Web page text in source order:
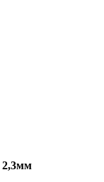
2,3мм